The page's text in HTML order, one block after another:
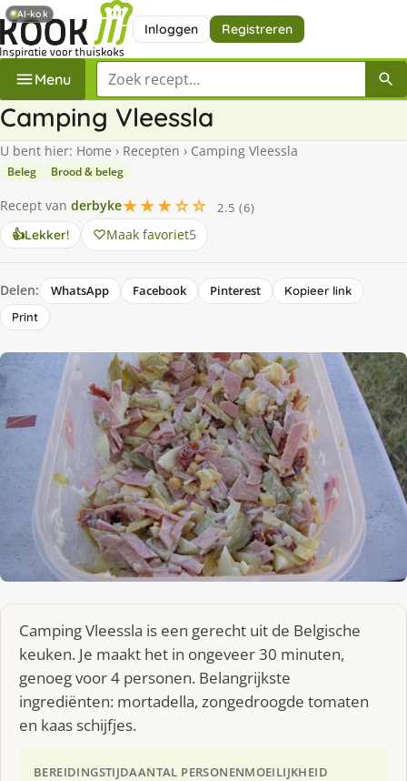
Inloggen Registreren
Menu Zoek een recept
Camping Vleessla
U bent hier: Home › Recepten › Camping Vleessla
Beleg Brood & beleg
Recept van derbyke★★★☆☆
2.5 (6)
👍Lekker! Maak favoriet5
Delen: WhatsApp Facebook Pinterest
Kopieer link
Print
Camping Vleessla is een gerecht uit de Belgische
keuken. Je maakt het in ongeveer 30 minuten,
genoeg voor 4 personen. Belangrijkste
ingrediënten: mortadella, zongedroogde tomaten
en kaas schijfjes.
BEREIDINGSTIJDAANTAL PERSONENMOEILIJKHEID
AI-kok